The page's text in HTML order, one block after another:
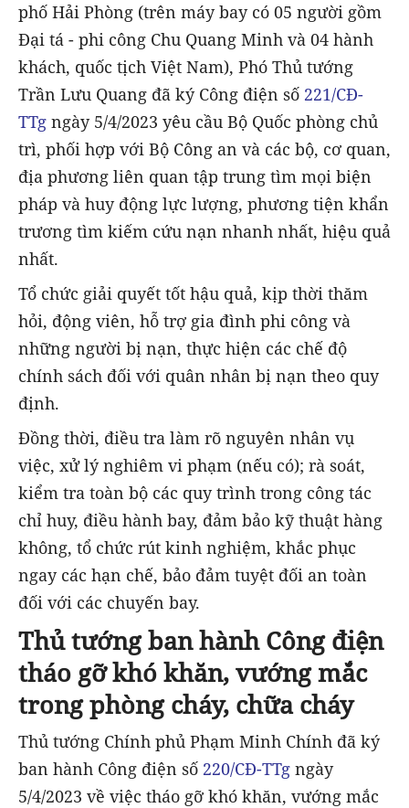
phố Hải Phòng (trên máy bay có 05 người gồm
Đại tá - phi công Chu Quang Minh và 04 hành
khách, quốc tịch Việt Nam), Phó Thủ tướng
Trần Lưu Quang đã ký Công điện số 221/CĐ-
TTg ngày 5/4/2023 yêu cầu Bộ Quốc phòng chủ
trì, phối hợp với Bộ Công an và các bộ, cơ quan,
địa phương liên quan tập trung tìm mọi biện
pháp và huy động lực lượng, phương tiện khẩn
trương tìm kiếm cứu nạn nhanh nhất, hiệu quả
nhất.
Tổ chức giải quyết tốt hậu quả, kịp thời thăm
hỏi, động viên, hỗ trợ gia đình phi công và
những người bị nạn, thực hiện các chế độ
chính sách đối với quân nhân bị nạn theo quy
định.
Đồng thời, điều tra làm rõ nguyên nhân vụ
việc, xử lý nghiêm vi phạm (nếu có); rà soát,
kiểm tra toàn bộ các quy trình trong công tác
chỉ huy, điều hành bay, đảm bảo kỹ thuật hàng
không, tổ chức rút kinh nghiệm, khắc phục
ngay các hạn chế, bảo đảm tuyệt đối an toàn
đối với các chuyến bay.
Thủ tướng ban hành Công điện
tháo gỡ khó khăn, vướng mắc
trong phòng cháy, chữa cháy
Thủ tướng Chính phủ Phạm Minh Chính đã ký
ban hành Công điện số 220/CĐ-TTg ngày
5/4/2023 về việc tháo gỡ khó khăn, vướng mắc